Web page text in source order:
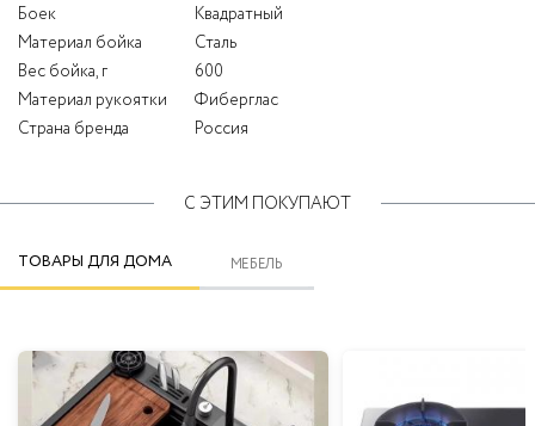
Боек
Квадратный
Материал бойка
Сталь
Вес бойка, г
600
Материал рукоятки
Фиберглас
Страна бренда
Россия
С ЭТИМ ПОКУПАЮТ
ТОВАРЫ ДЛЯ ДОМА МЕБЕЛЬ